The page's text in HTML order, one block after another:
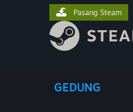
GEDUNG
Pasang Steam